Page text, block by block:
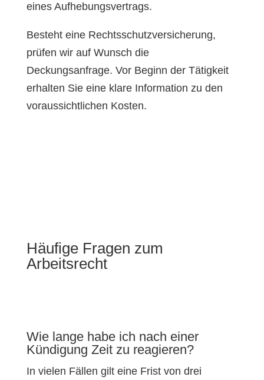
eines Aufhebungsvertrags.
Besteht eine Rechtsschutzversicherung,
prüfen wir auf Wunsch die
Deckungsanfrage. Vor Beginn der Tätigkeit
erhalten Sie eine klare Information zu den
voraussichtlichen Kosten.
Häufige Fragen zum
Arbeitsrecht
Wie lange habe ich nach einer
Kündigung Zeit zu reagieren?
In vielen Fällen gilt eine Frist von drei